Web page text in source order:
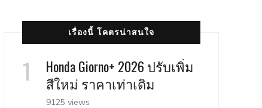
เรื่องนี้ โคตรน่าสนใจ
Honda Giorno+ 2026 ปรับเพิ่ม
สีใหม่ ราคาเท่าเดิม
9125 views